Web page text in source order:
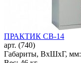
ПРАКТИК CB-14
арт. (740)
Габариты, ВxШxГ, мм: